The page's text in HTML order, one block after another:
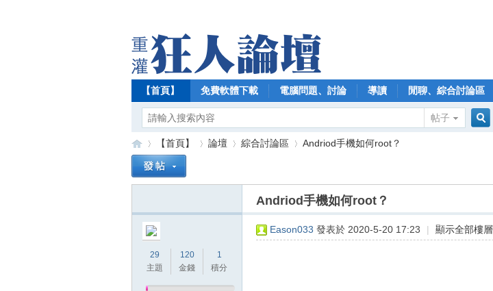
【首頁】 免費軟體下載 電腦問題、討論 導讀 閒聊、綜合討論區
帖子
【首頁】 論壇 綜合討論區
›
Andriod手機如何root？
Andriod手機如何root？
29
主題
120
金錢
1
積分
Eason033 發表於 2020-5-20 17:23 | 顯示全部樓層